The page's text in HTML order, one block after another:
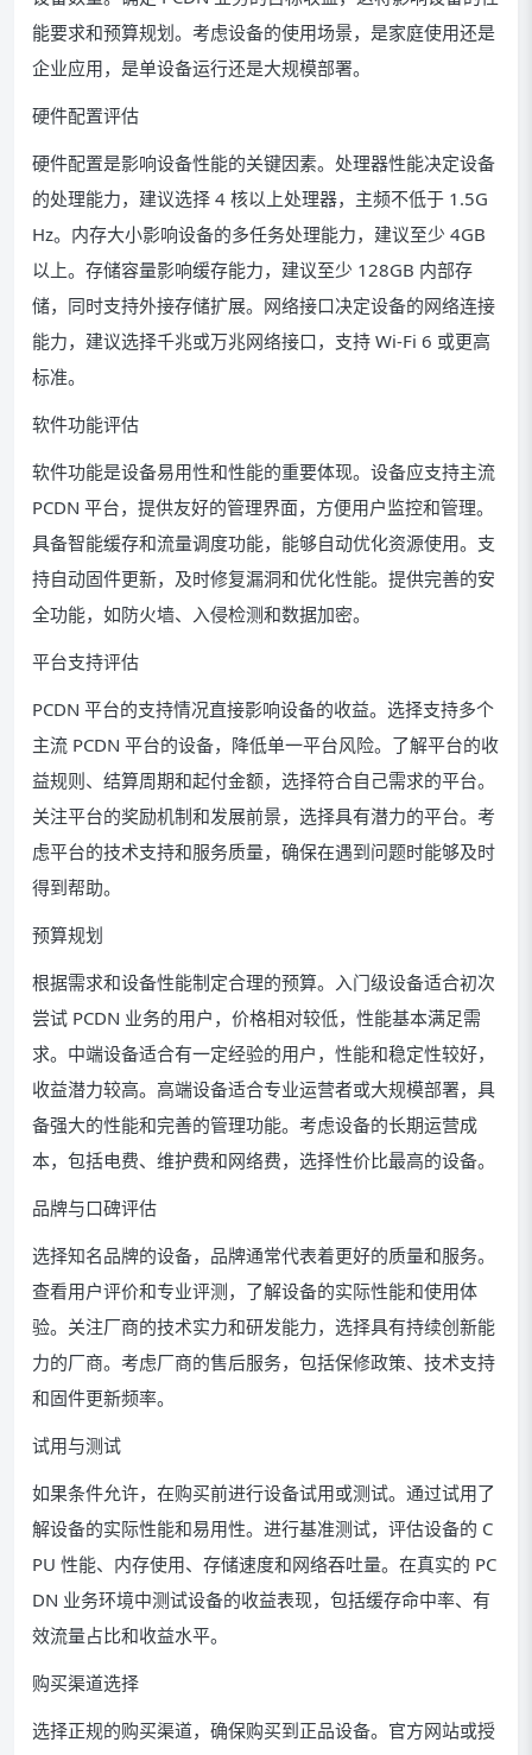
能要求和预算规划。考虑设备的使用场景，是家庭使用还是
企业应用，是单设备运行还是大规模部署。
硬件配置评估
硬件配置是影响设备性能的关键因素。处理器性能决定设备
的处理能力，建议选择 4 核以上处理器，主频不低于 1.5G
Hz。内存大小影响设备的多任务处理能力，建议至少 4GB
以上。存储容量影响缓存能力，建议至少 128GB 内部存
储，同时支持外接存储扩展。网络接口决定设备的网络连接
能力，建议选择千兆或万兆网络接口，支持 Wi-Fi 6 或更高
标准。
软件功能评估
软件功能是设备易用性和性能的重要体现。设备应支持主流
PCDN 平台，提供友好的管理界面，方便用户监控和管理。
具备智能缓存和流量调度功能，能够自动优化资源使用。支
持自动固件更新，及时修复漏洞和优化性能。提供完善的安
全功能，如防火墙、入侵检测和数据加密。
平台支持评估
PCDN 平台的支持情况直接影响设备的收益。选择支持多个
主流 PCDN 平台的设备，降低单一平台风险。了解平台的收
益规则、结算周期和起付金额，选择符合自己需求的平台。
关注平台的奖励机制和发展前景，选择具有潜力的平台。考
虑平台的技术支持和服务质量，确保在遇到问题时能够及时
得到帮助。
预算规划
根据需求和设备性能制定合理的预算。入门级设备适合初次
尝试 PCDN 业务的用户，价格相对较低，性能基本满足需
求。中端设备适合有一定经验的用户，性能和稳定性较好，
收益潜力较高。高端设备适合专业运营者或大规模部署，具
备强大的性能和完善的管理功能。考虑设备的长期运营成
本，包括电费、维护费和网络费，选择性价比最高的设备。
品牌与口碑评估
选择知名品牌的设备，品牌通常代表着更好的质量和服务。
查看用户评价和专业评测，了解设备的实际性能和使用体
验。关注厂商的技术实力和研发能力，选择具有持续创新能
力的厂商。考虑厂商的售后服务，包括保修政策、技术支持
和固件更新频率。
试用与测试
如果条件允许，在购买前进行设备试用或测试。通过试用了
解设备的实际性能和易用性。进行基准测试，评估设备的 C
PU 性能、内存使用、存储速度和网络吞吐量。在真实的 PC
DN 业务环境中测试设备的收益表现，包括缓存命中率、有
效流量占比和收益水平。
购买渠道选择
选择正规的购买渠道，确保购买到正品设备。官方网站或授